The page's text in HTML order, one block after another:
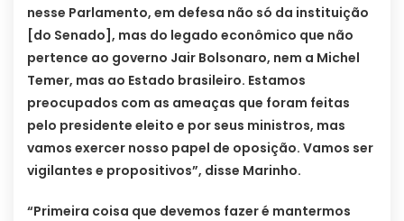
nesse Parlamento, em defesa não só da instituição
[do Senado], mas do legado econômico que não
pertence ao governo Jair Bolsonaro, nem a Michel
Temer, mas ao Estado brasileiro. Estamos
preocupados com as ameaças que foram feitas
pelo presidente eleito e por seus ministros, mas
vamos exercer nosso papel de oposição. Vamos ser
vigilantes e propositivos”, disse Marinho.
“Primeira coisa que devemos fazer é mantermos